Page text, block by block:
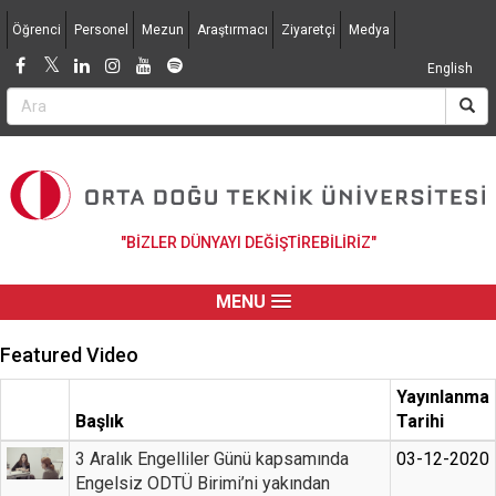
Jump to navigation
Öğrenci Personel Mezun Araştırmacı Ziyaretçi Medya
English
"BİZLER DÜNYAYI DEĞİŞTİREBİLİRİZ"
MENU
Featured Video
Başlık
Yayınlanma
Tarihi
3 Aralık Engelliler Günü kapsamında
Engelsiz ODTÜ Birimi’ni yakından
03-12-2020